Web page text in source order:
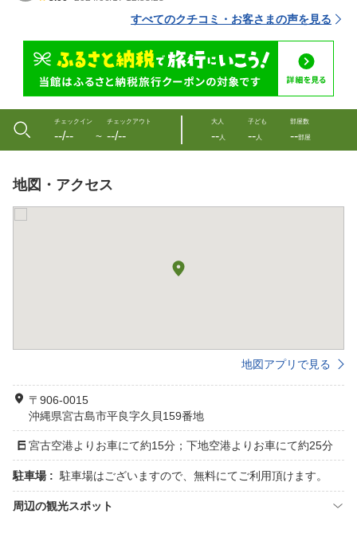
すべてのクチコミ・お客さまの声を見る
チェックイン
--/-- 〜
チェックアウト
--/--
大人
--人
子ども
--人
部屋数
--部屋
地図・アクセス
地図アプリで見る
〒906-0015
沖縄県宮古島市平良字久貝159番地
宮古空港よりお車にて約15分；下地空港よりお車にて約25分
駐車場 : 駐車場はございますので、無料にてご利用頂けます。
周辺の観光スポット